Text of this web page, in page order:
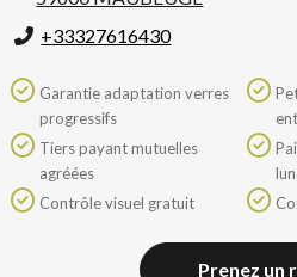
+33327616430
progressifs
agréées
Contrôle visuel gratuit
Prenez un